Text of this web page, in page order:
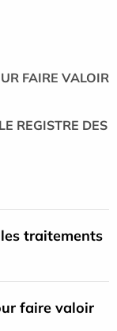
FAIRE VALOIR
REGISTRE DES
traitements
faire valoir